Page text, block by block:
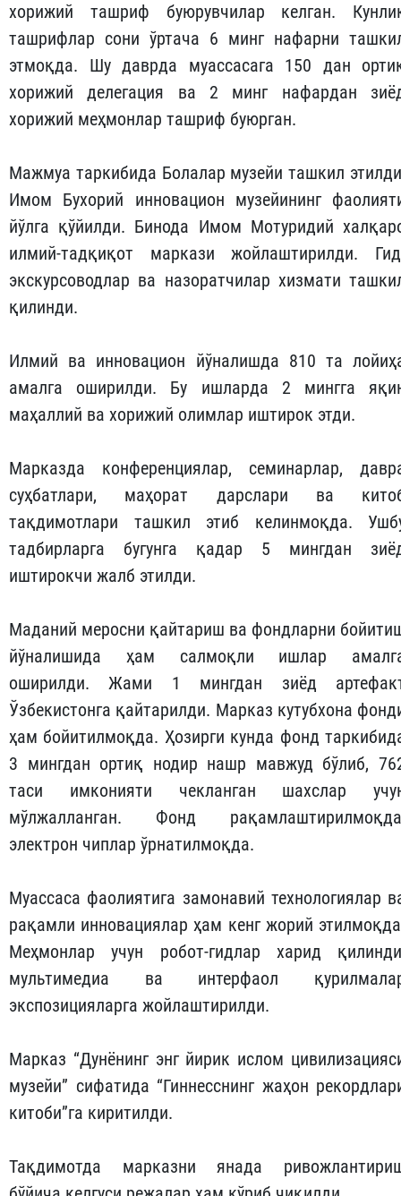
хорижий ташриф буюрувчилар келган.
ташрифлар сони ўртача 6 минг нафарни
этмоқда. Шу даврда муассасага 150 дан
хорижий делегация ва 2 минг нафардан
хорижий меҳмонлар ташриф буюрган.
Мажмуа таркибида Болалар музейи ташкил
Имом Бухорий инновацион музейининг
йўлга қўйилди. Бинода Имом Мотуридий
илмий-тадқиқот маркази жойлаштирилди.
экскурсоводлар ва назоратчилар хизмати
қилинди.
Илмий ва инновацион йўналишда 810 та
амалга оширилди. Бу ишларда 2 мингга
маҳаллий ва хорижий олимлар иштирок этди.
Марказда конференциялар, семинарлар,
суҳбатлари, маҳорат дарслари ва
тақдимотлари ташкил этиб келинмоқда.
тадбирларга бугунга қадар 5 мингдан
иштирокчи жалб этилди.
Маданий меросни қайтариш ва фондларни
йўналишида ҳам салмоқли ишлар
оширилди. Жами 1 мингдан зиёд
Ўзбекистонга қайтарилди. Марказ кутубхона
ҳам бойитилмоқда. Ҳозирги кунда фонд
3 мингдан ортиқ нодир нашр мавжуд бўлиб,
таси имконияти чекланган шахслар
мўлжалланган. Фонд
электрон чиплар ўрнатилмоқда.
Муассаса фаолиятига замонавий технологиялар
рақамли инновациялар ҳам кенг жорий
Меҳмонлар учун робот-гидлар харид
мультимедиа ва интерфаол
экспозицияларга жойлаштирилди.
Марказ “Дунёнинг энг йирик ислом
музейи” сифатида “Гиннесснинг жаҳон
китоби”га киритилди.
Тақдимотда марказни янада